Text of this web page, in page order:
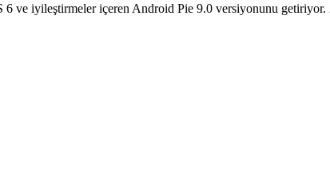
6 ve iyileştirmeler içeren Android Pie 9.0 versiyonunu